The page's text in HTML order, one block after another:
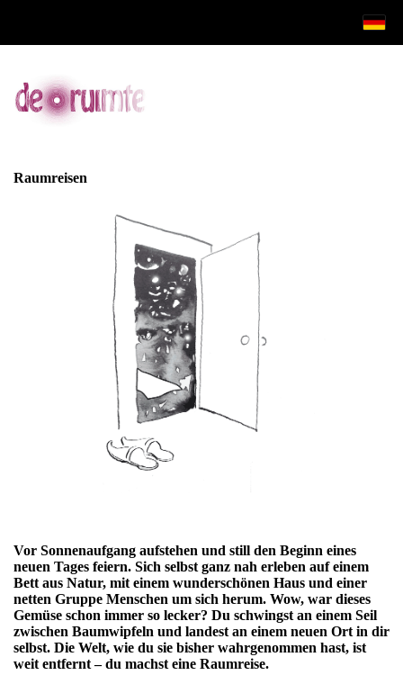
Raumreisen
Vor Sonnenaufgang aufstehen und still den Beginn eines
neuen Tages feiern. Sich selbst ganz nah erleben auf einem
Bett aus Natur, mit einem wunderschönen Haus und einer
netten Gruppe Menschen um sich herum. Wow, war dieses
Gemüse schon immer so lecker? Du schwingst an einem Seil
zwischen Baumwipfeln und landest an einem neuen Ort in dir
selbst. Die Welt, wie du sie bisher wahrgenommen hast, ist
weit entfernt – du machst eine Raumreise.